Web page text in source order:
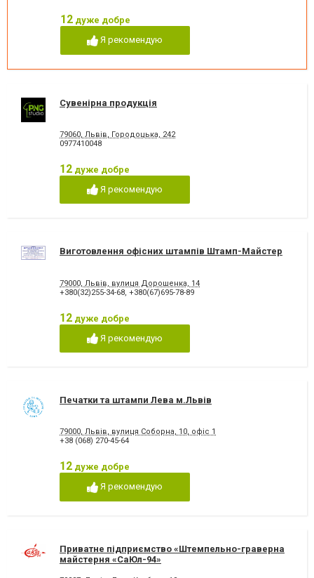
12 дуже добре
Я рекомендую
Сувенірна продукція
79060, Львів, Городоцька, 242
0977410048
12 дуже добре
Я рекомендую
Виготовлення офісних штампів Штамп-Майстер
79000, Львів, вулиця Дорошенка, 14
+380(32)255-34-68 +380(67)695-78-89
12 дуже добре
Я рекомендую
Печатки та штампи Лева м.Львів
79000, Львів, вулиця Соборна, 10, офіс 1
+38 (068) 270-45-64
12 дуже добре
Я рекомендую
Приватне підприємство «Штемпельно-граверна
майстерня «СаЮл-94»